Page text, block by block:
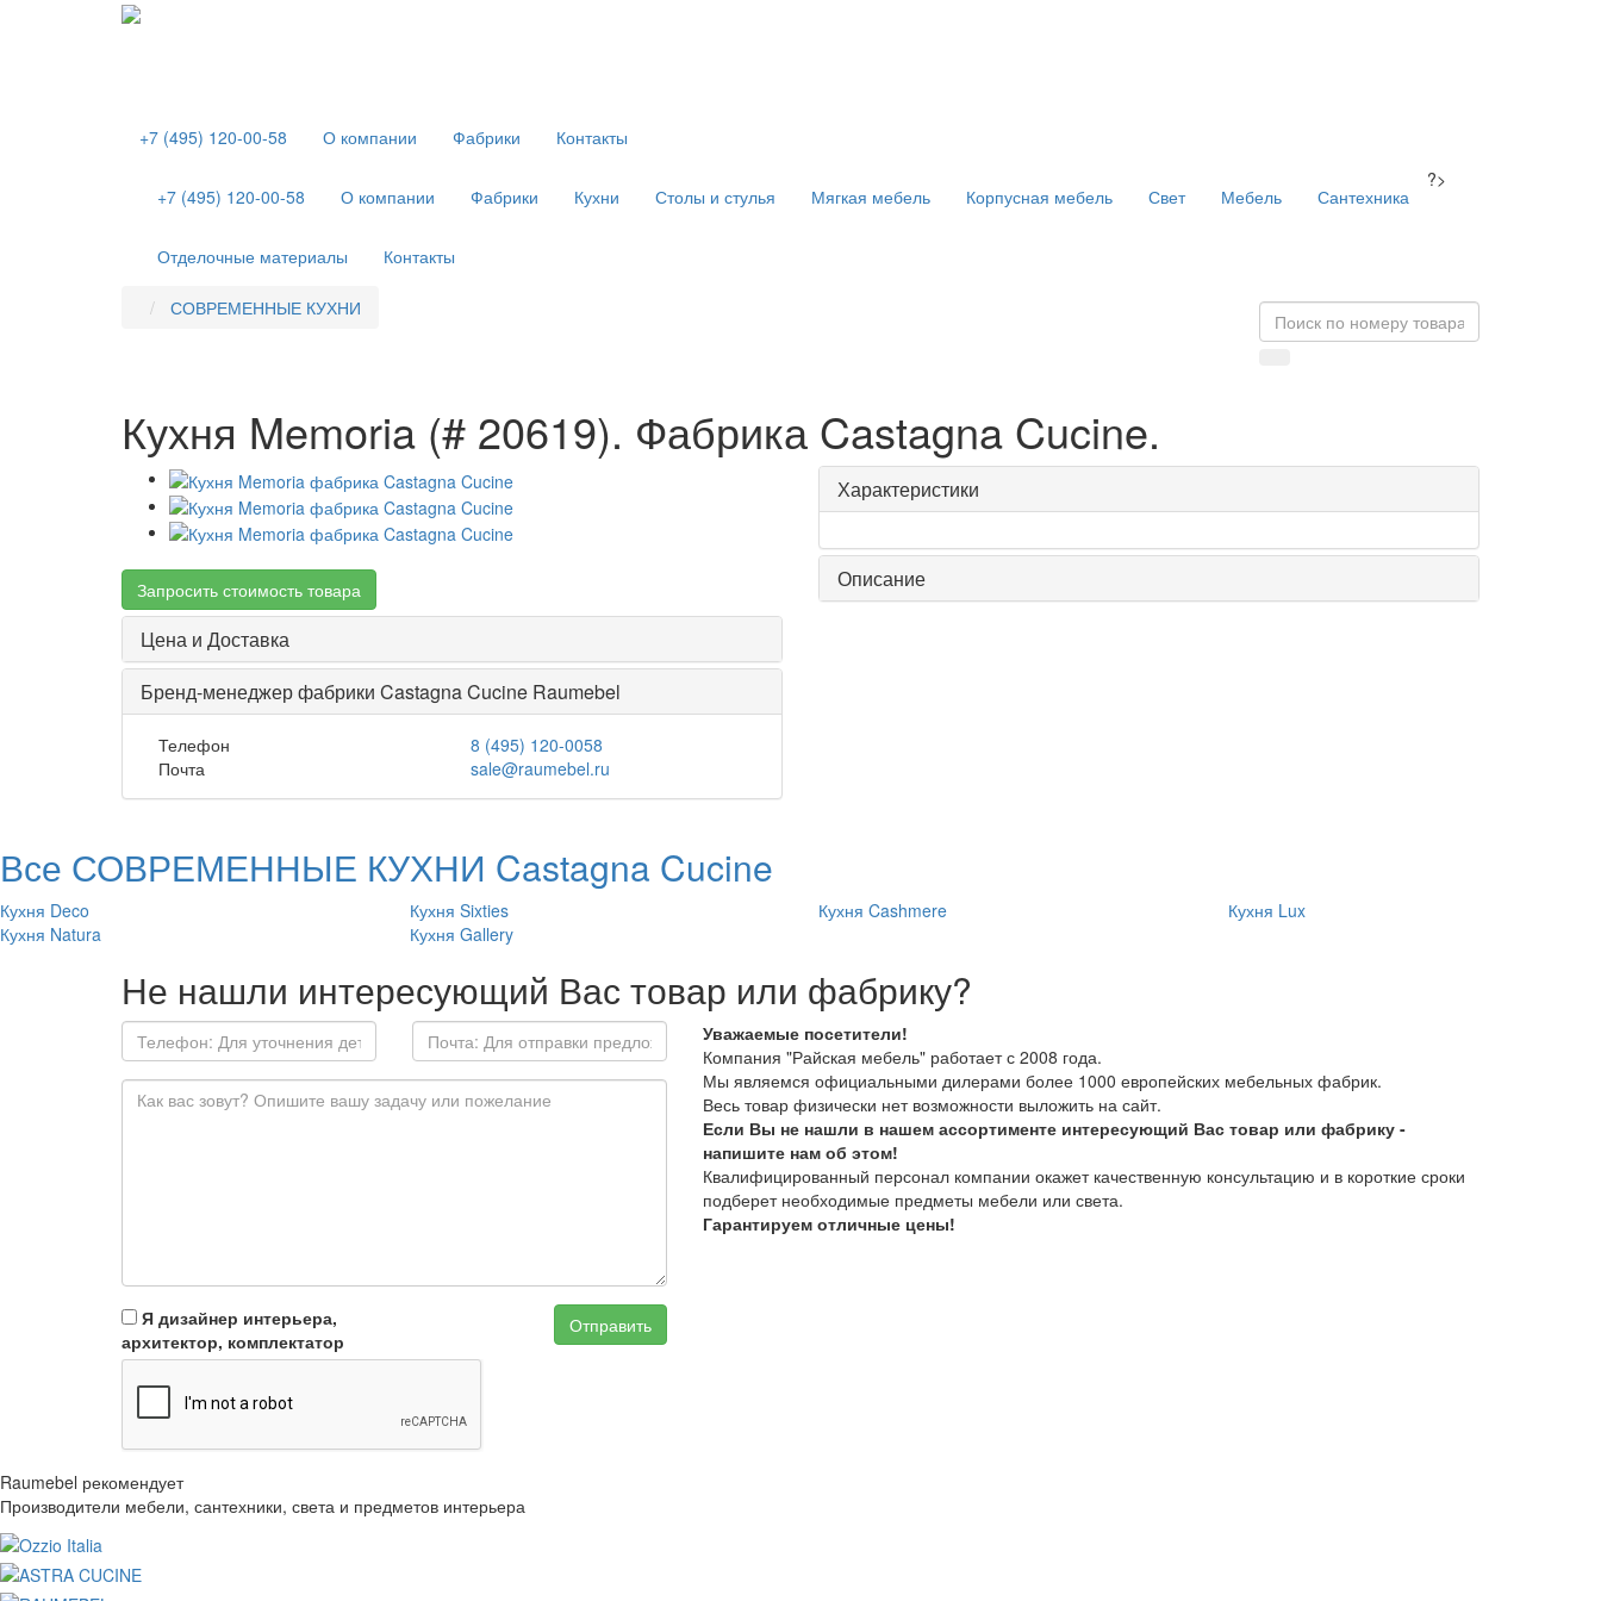
+7 (495) 120-00-58 О компании Фабрики Контакты
+7 (495) 120-00-58 О компании Фабрики Кухни Столы и стулья Мягкая мебель Корпусная мебель Свет Мебель Сантехника
Отделочные материалы Контакты
?>
СОВРЕМЕННЫЕ КУХНИ
Кухня Memoria (# 20619). Фабрика Castagna Cucine.
Запросить стоимость товара
Цена и Доставка
Бренд-менеджер фабрики Castagna Cucine Raumebel
Телефон
8 (495) 120-0058
Почта
sale@raumebel.ru
Характеристики
Описание
Все СОВРЕМЕННЫЕ КУХНИ Castagna Cucine
Кухня Deco Кухня Sixties Кухня Cashmere
Кухня Lux
Кухня Natura
Кухня Gallery
Не нашли интересующий Вас товар или фабрику?
Я дизайнер интерьера,
архитектор, комплектатор
Отправить
Уважаемые посетители!
Компания "Райская мебель" работает с 2008 года.
Мы являемся официальными дилерами более 1000 европейских мебельных фабрик.
Весь товар физически нет возможности выложить на сайт.
Если Вы не нашли в нашем ассортименте интересующий Вас товар или фабрику -
напишите нам об этом!
Квалифицированный персонал компании окажет качественную консультацию и в короткие сроки
подберет необходимые предметы мебели или света.
Гарантируем отличные цены!
Raumebel рекомендует
Производители мебели, сантехники, света и предметов интерьера